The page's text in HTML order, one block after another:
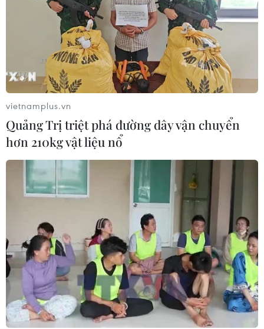
vietnamplus.vn
Quảng Trị triệt phá đường dây vận chuyển
hơn 210kg vật liệu nổ